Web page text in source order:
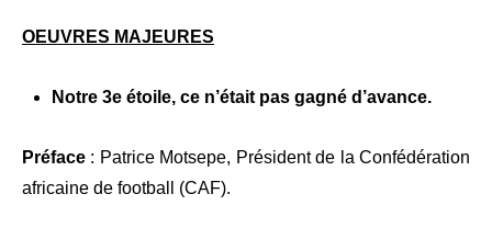
OEUVRES MAJEURES
Notre 3e étoile, ce n’était pas gagné d’avance.
Préface : Patrice Motsepe, Président de la Confédération
africaine de football (CAF).